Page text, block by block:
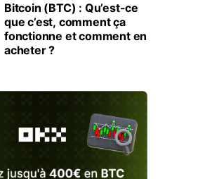
Bitcoin (BTC) : Qu’est-ce
que c’est, comment ça
fonctionne et comment en
acheter ?